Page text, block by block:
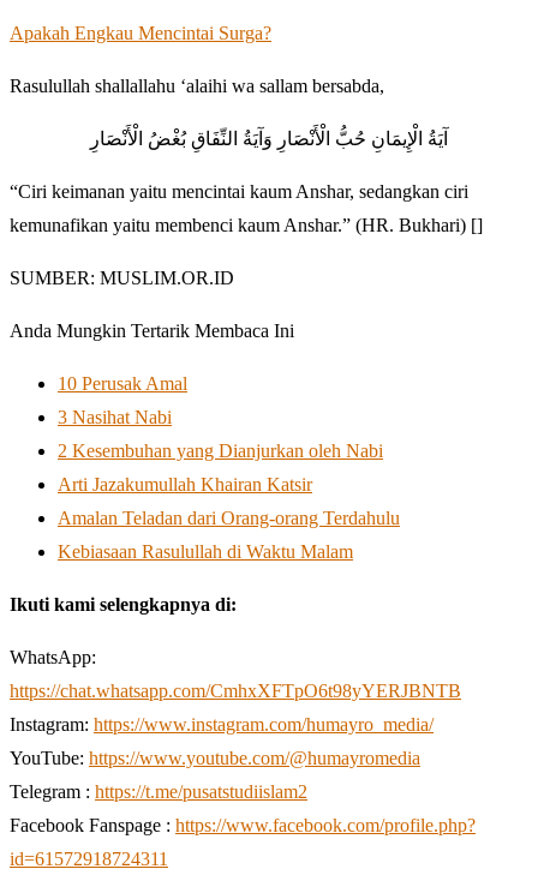
Apakah Engkau Mencintai Surga?
Rasulullah shallallahu ‘alaihi wa sallam bersabda,
آيَةُ الْإِيمَانِ حُبُّ الْأَنْصَارِ وَآيَةُ النِّفَاقِ بُغْضُ الْأَنْصَارِ
“Ciri keimanan yaitu mencintai kaum Anshar, sedangkan ciri
kemunafikan yaitu membenci kaum Anshar.” (HR. Bukhari) []
SUMBER: MUSLIM.OR.ID
Anda Mungkin Tertarik Membaca Ini
10 Perusak Amal
3 Nasihat Nabi
2 Kesembuhan yang Dianjurkan oleh Nabi
Arti Jazakumullah Khairan Katsir
Amalan Teladan dari Orang-orang Terdahulu
Kebiasaan Rasulullah di Waktu Malam
Ikuti kami selengkapnya di:
WhatsApp:
https://chat.whatsapp.com/CmhxXFTpO6t98yYERJBNTB
Instagram: https://www.instagram.com/humayro_media/
YouTube: https://www.youtube.com/@humayromedia
Telegram : https://t.me/pusatstudiislam2
Facebook Fanspage : https://www.facebook.com/profile.php?
id=61572918724311